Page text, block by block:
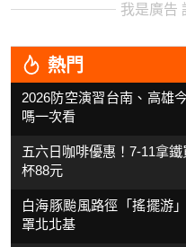
我是廣告
熱門
2026防空演習台南、高雄
嗎一次看
五六日咖啡優惠！7-11拿
杯88元
白海豚颱風路徑「搖擺游
罩北北基